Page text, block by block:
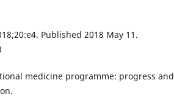
Published 2018 May 11.
medicine programme: progress and